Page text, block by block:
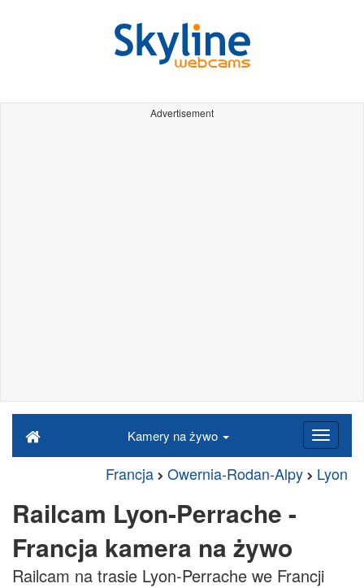
Advertisement
Kamery na żywo
Francja Owernia-Rodan-Alpy Lyon
Railcam Lyon-Perrache -
Francja kamera na żywo
Railcam na trasie Lyon-Perrache we Francji